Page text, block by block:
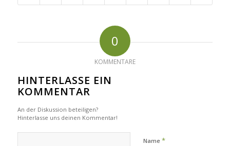
0
KOMMENTARE
HINTERLASSE EIN
KOMMENTAR
An der Diskussion beteiligen?
Hinterlasse uns deinen Kommentar!
Name *